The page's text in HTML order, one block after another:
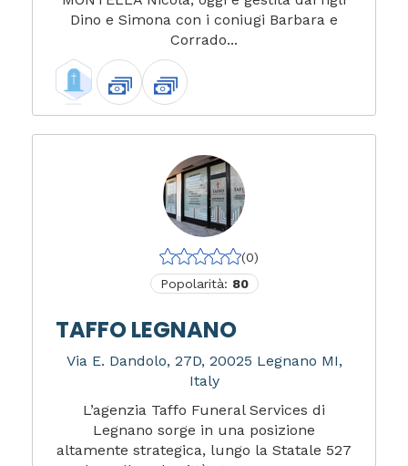
Dino e Simona con i coniugi Barbara e
Corrado...
(0)
Popolarità: 80
TAFFO LEGNANO
Via E. Dandolo, 27D, 20025 Legnano MI,
Italy
L’agenzia Taffo Funeral Services di
Legnano sorge in una posizione
altamente strategica, lungo la Statale 527